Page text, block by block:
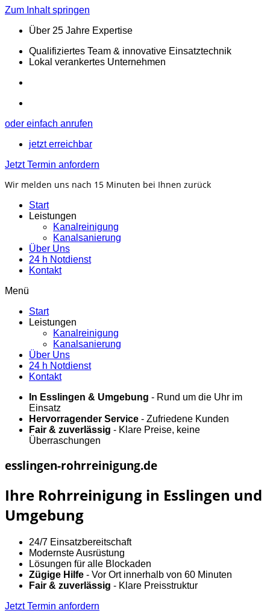
Zum Inhalt springen
Über 25 Jahre Expertise
Qualifiziertes Team & innovative Einsatztechnik
Lokal verankertes Unternehmen
oder einfach anrufen
jetzt erreichbar
Jetzt Termin anfordern
Wir melden uns nach 15 Minuten bei Ihnen zurück
Start
Leistungen
Kanalreinigung
Kanalsanierung
Über Uns
24 h Notdienst
Kontakt
Menü
Start
Leistungen
Kanalreinigung
Kanalsanierung
Über Uns
24 h Notdienst
Kontakt
In Esslingen & Umgebung - Rund um die Uhr im
Einsatz
Hervorragender Service - Zufriedene Kunden
Fair & zuverlässig - Klare Preise, keine
Überraschungen
esslingen-rohrreinigung.de
Ihre Rohrreinigung in Esslingen und
Umgebung
24/7 Einsatzbereitschaft
Modernste Ausrüstung
Lösungen für alle Blockaden
Zügige Hilfe - Vor Ort innerhalb von 60 Minuten
Fair & zuverlässig - Klare Preisstruktur
Jetzt Termin anfordern